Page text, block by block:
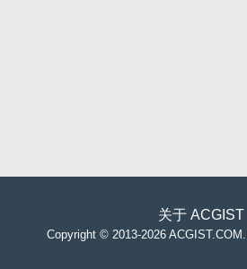
关于 ACGIST
Copyright © 2013-2026